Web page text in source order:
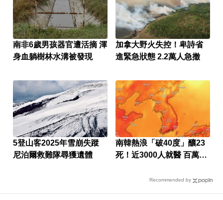
南非6歲男孩器官遭活摘 渾
身血躺樹林水溝被發現
加拿大野火失控！卑詩省
進緊急狀態 2.2萬人急撤
5登山客2025年雪崩失蹤
尼泊爾救難隊尋獲遺體
南韓熱浪「破40度」釀23
死！近3000人就醫 百萬家
Recommended by